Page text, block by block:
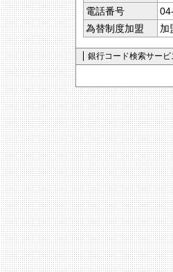
電話番号
為替制度加盟
加
銀行コード検索サービ